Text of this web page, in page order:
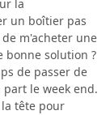
la
un boîtier pas
m'acheter une
bonne solution ?
de passer de
le week end.
tête pour